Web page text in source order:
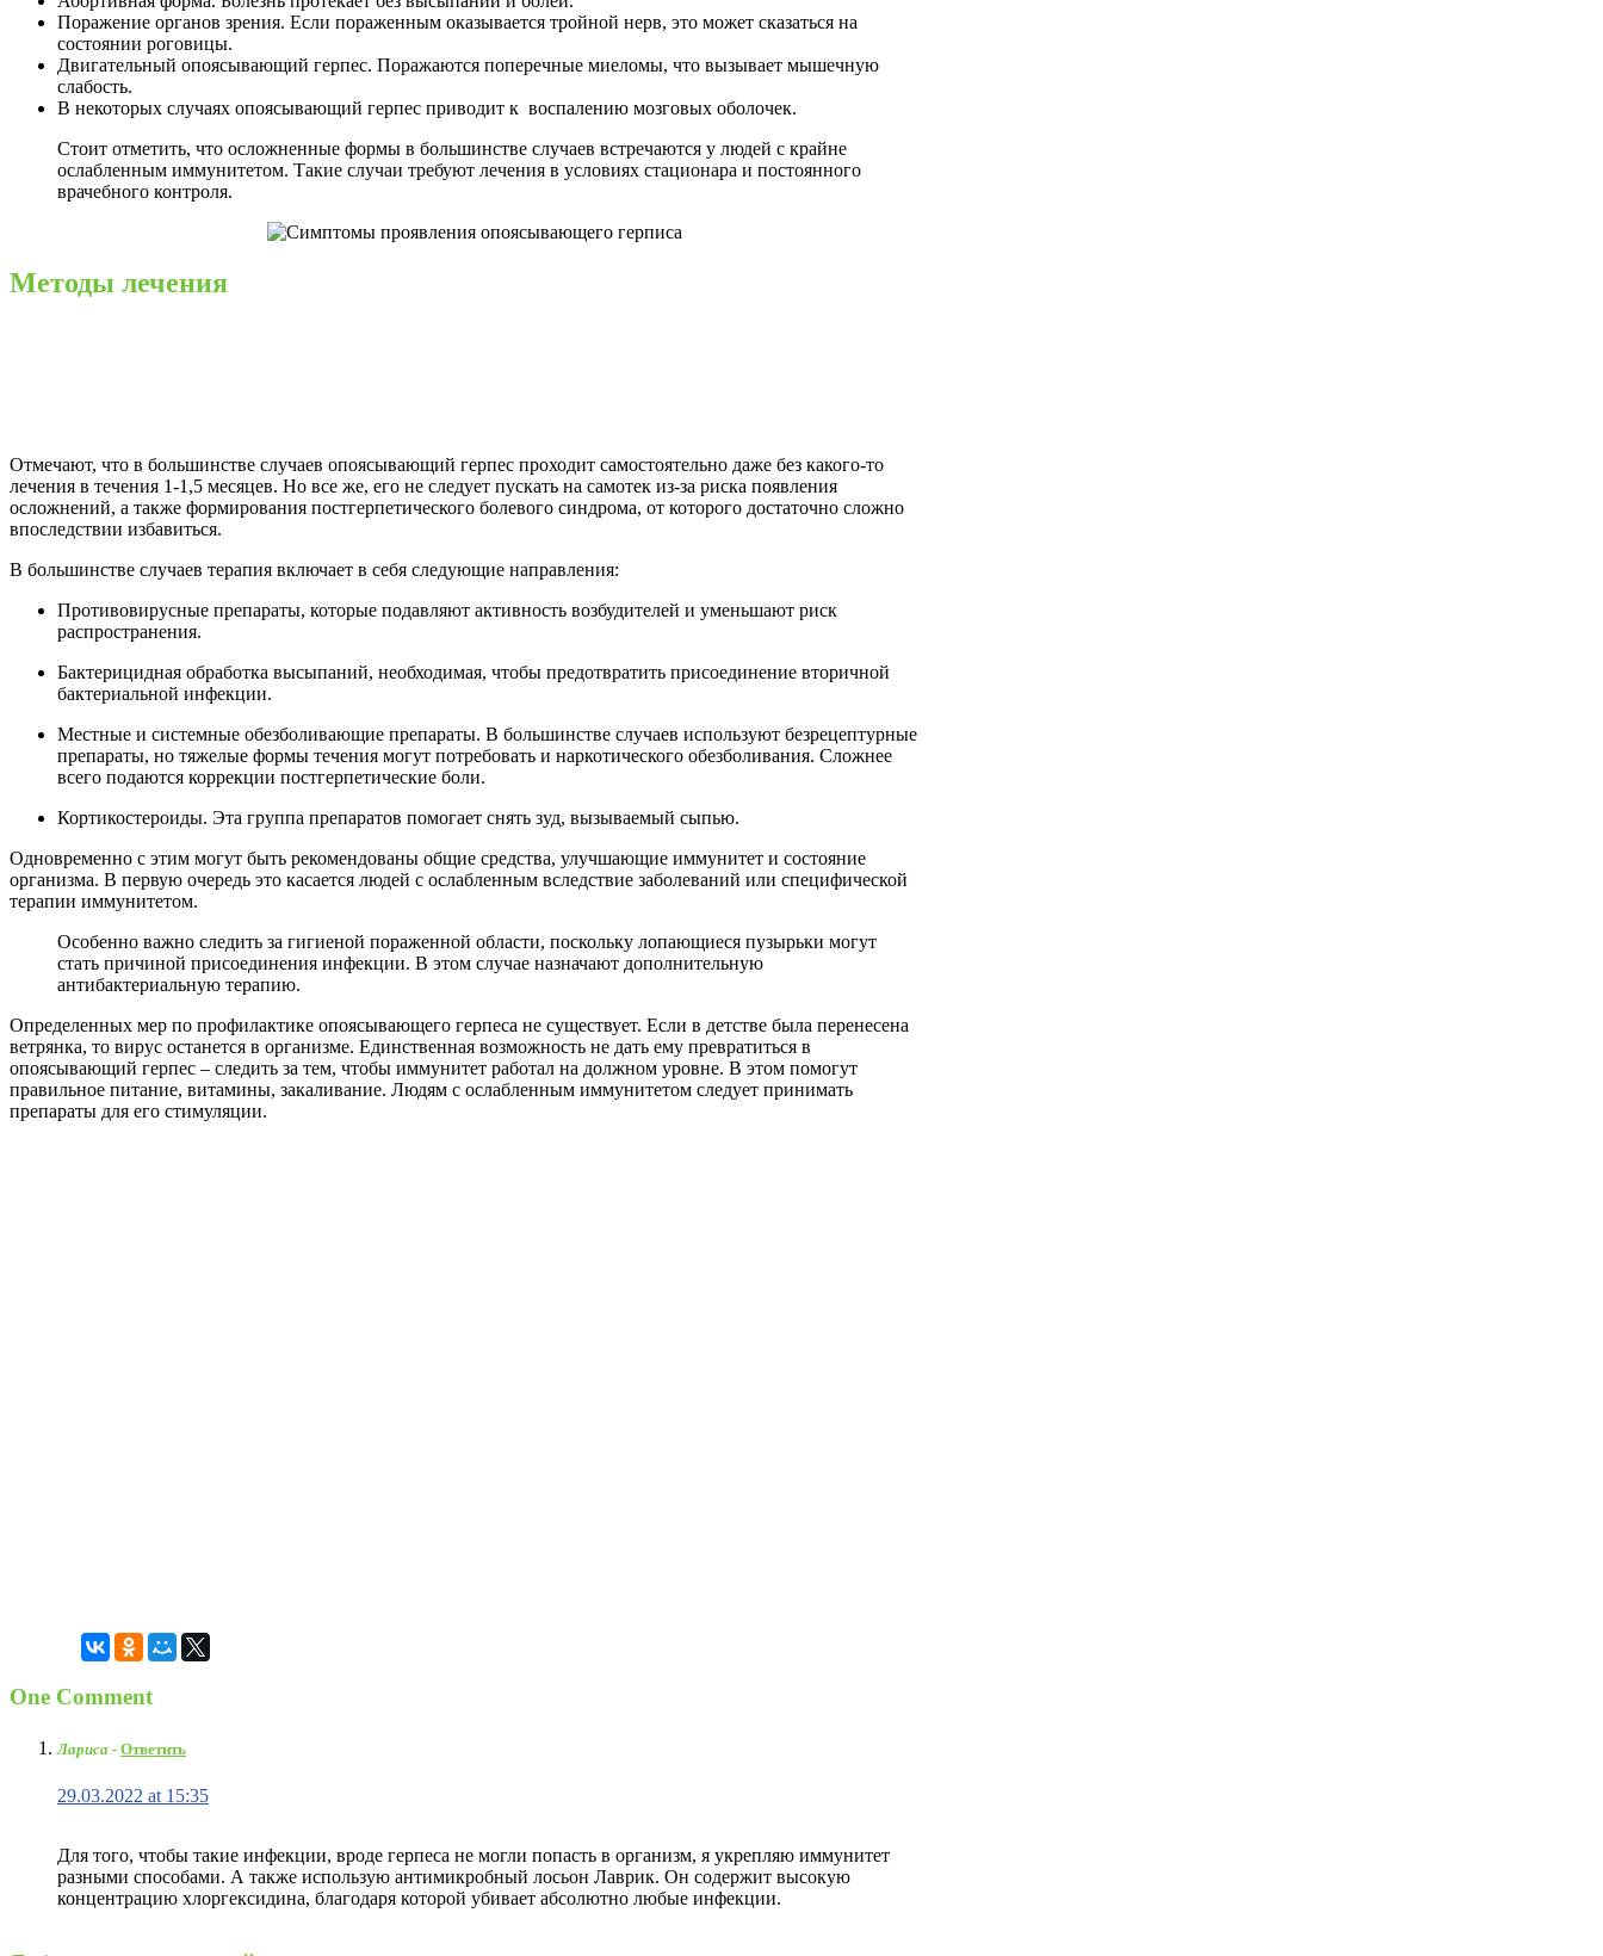
Поражение органов зрения. Если пораженным оказывается тройной нерв, это может сказаться на
состоянии роговицы.
Двигательный опоясывающий герпес. Поражаются поперечные миеломы, что вызывает мышечную
слабость.
В некоторых случаях опоясывающий герпес приводит к воспалению мозговых оболочек.
Стоит отметить, что осложненные формы в большинстве случаев встречаются у людей с крайне
ослабленным иммунитетом. Такие случаи требуют лечения в условиях стационара и постоянного
врачебного контроля.
Методы лечения
Отмечают, что в большинстве случаев опоясывающий герпес проходит самостоятельно даже без какого-то
лечения в течения 1-1,5 месяцев. Но все же, его не следует пускать на самотек из-за риска появления
осложнений, а также формирования постгерпетического болевого синдрома, от которого достаточно сложно
впоследствии избавиться.
В большинстве случаев терапия включает в себя следующие направления:
Противовирусные препараты, которые подавляют активность возбудителей и уменьшают риск
распространения.
Бактерицидная обработка высыпаний, необходимая, чтобы предотвратить присоединение вторичной
бактериальной инфекции.
Местные и системные обезболивающие препараты. В большинстве случаев используют безрецептурные
препараты, но тяжелые формы течения могут потребовать и наркотического обезболивания. Сложнее
всего подаются коррекции постгерпетические боли.
Кортикостероиды. Эта группа препаратов помогает снять зуд, вызываемый сыпью.
Одновременно с этим могут быть рекомендованы общие средства, улучшающие иммунитет и состояние
организма. В первую очередь это касается людей с ослабленным вследствие заболеваний или специфической
терапии иммунитетом.
Особенно важно следить за гигиеной пораженной области, поскольку лопающиеся пузырьки могут
стать причиной присоединения инфекции. В этом случае назначают дополнительную
антибактериальную терапию.
Определенных мер по профилактике опоясывающего герпеса не существует. Если в детстве была перенесена
ветрянка, то вирус останется в организме. Единственная возможность не дать ему превратиться в
опоясывающий герпес – следить за тем, чтобы иммунитет работал на должном уровне. В этом помогут
правильное питание, витамины, закаливание. Людям с ослабленным иммунитетом следует принимать
препараты для его стимуляции.
One Comment
Лариса - Ответить
29.03.2022 at 15:35
Для того, чтобы такие инфекции, вроде герпеса не могли попасть в организм, я укрепляю иммунитет
разными способами. А также использую антимикробный лосьон Лаврик. Он содержит высокую
концентрацию хлоргексидина, благодаря которой убивает абсолютно любые инфекции.